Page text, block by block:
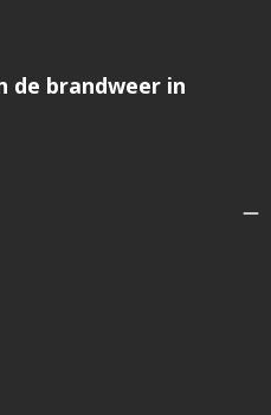
de brandweer in